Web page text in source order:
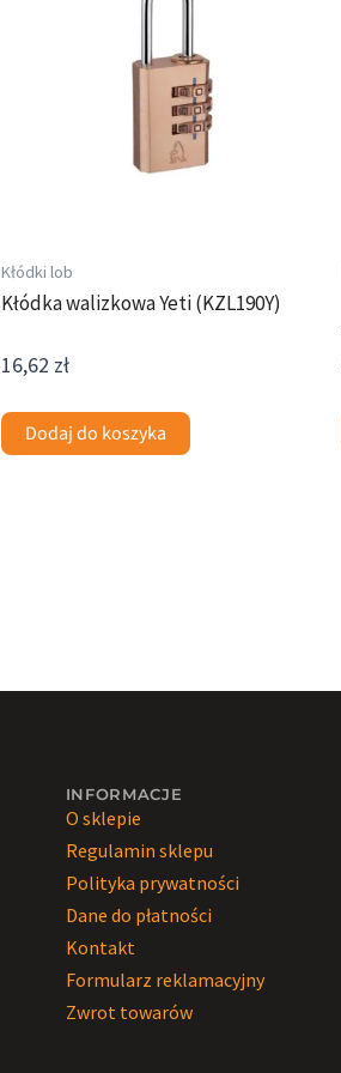
Kłódki lob
Kłódka walizkowa Yeti (KZL190Y)
16,62 zł
Dodaj do koszyka
INFORMACJE
O sklepie
Regulamin sklepu
Polityka prywatności
Dane do płatności
Kontakt
Formularz reklamacyjny
Zwrot towarów